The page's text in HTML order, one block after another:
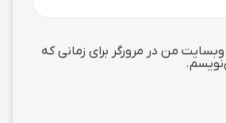
وبسایت من در مرورگر برای زمانی که